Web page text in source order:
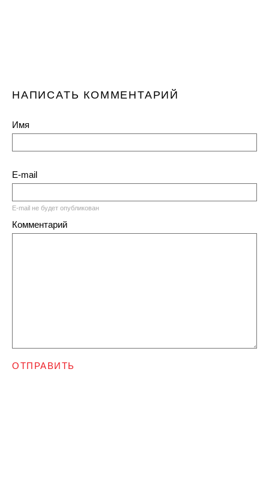
НАПИСАТЬ КОММЕНТАРИЙ
Имя
E-mail
E-mail не будет опубликован
Комментарий
ОТПРАВИТЬ